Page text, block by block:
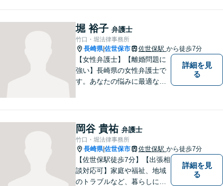
題・企業法務等、お困りごと
はなんでもご相談ください。
【他士業連携】
堀 裕子 弁護士
竹口・堀法律事務所
長崎県|佐世保市 佐世保駅 から徒歩7分
【女性弁護士】【離婚問題に
強い】長崎県の女性弁護士で
す。あなたの悩みに最適なリ
詳細を見
る
岡谷 貴祐 弁護士
竹口・堀法律事務所
長崎県|佐世保市 佐世保駅 から徒歩7分
【佐世保駅徒歩7分】【出張相
談対応可】家庭や福祉、地域
のトラブルなど、暮らしに根
詳細を見
る